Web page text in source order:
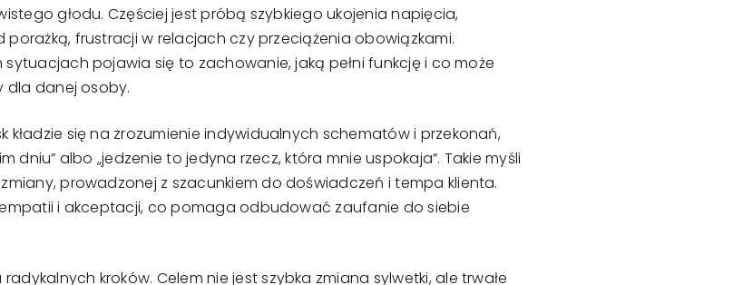
głodu. Częściej jest próbą szybkiego ukojenia napięcia,
frustracji w relacjach czy przeciążenia obowiązkami.
pojawia się to zachowanie, jaką pełni funkcję i co może
dla danej osoby.
się na zrozumienie indywidualnych schematów i przekonań,
dniu” albo „jedzenie to jedyna rzecz, która mnie uspokaja”. Takie myśli
prowadzonej z szacunkiem do doświadczeń i tempa klienta.
i akceptacji, co pomaga odbudować zaufanie do siebie
kroków. Celem nie jest szybka zmiana sylwetki, ale trwałe